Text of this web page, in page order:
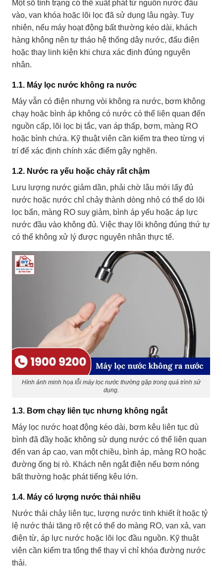
Một số tình trạng có thể xuất phát từ nguồn nước đầu
vào, van khóa hoặc lõi lọc đã sử dụng lâu ngày. Tuy
nhiên, nếu máy hoạt động bất thường kéo dài, khách
hàng không nên tự tháo hệ thống dây nước, đấu điện
hoặc thay linh kiện khi chưa xác định đúng nguyên
nhân.
1.1. Máy lọc nước không ra nước
Máy vẫn có điện nhưng vòi không ra nước, bơm không
chạy hoặc bình áp không có nước có thể liên quan đến
nguồn cấp, lõi lọc bị tắc, van áp thấp, bơm, màng RO
hoặc bình chứa. Kỹ thuật viên cần kiểm tra theo từng vị
trí để xác định chính xác điểm gây nghẽn.
1.2. Nước ra yếu hoặc chảy rất chậm
Lưu lượng nước giảm dần, phải chờ lâu mới lấy đủ
nước hoặc nước chỉ chảy thành dòng nhỏ có thể do lõi
lọc bẩn, màng RO suy giảm, bình áp yếu hoặc áp lực
nước đầu vào không đủ. Việc thay lõi không đúng thứ tự
có thể không xử lý được nguyên nhân thực tế.
Hình ảnh minh họa lỗi máy lọc nước thường gặp trong quá trình sử
dụng.
1.3. Bơm chạy liên tục nhưng không ngắt
Máy lọc nước hoạt động kéo dài, bơm kêu liên tục dù
bình đã đầy hoặc không sử dụng nước có thể liên quan
đến van áp cao, van một chiều, bình áp, màng RO hoặc
đường ống bị rò. Khách nên ngắt điện nếu bơm nóng
bất thường hoặc phát tiếng kêu lớn.
1.4. Máy có lượng nước thải nhiều
Nước thải chảy liên tục, lượng nước tinh khiết ít hoặc tỷ
lệ nước thải tăng rõ rệt có thể do màng RO, van xả, van
điện từ, áp lực nước hoặc lõi lọc đầu nguồn. Kỹ thuật
viên cần kiểm tra tổng thể thay vì chỉ khóa đường nước
thải.